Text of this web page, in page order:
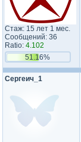
Стаж: 15 лет 1 мес.
Сообщений: 36
Ratio: 4.102
51.16%
Сергеич_1